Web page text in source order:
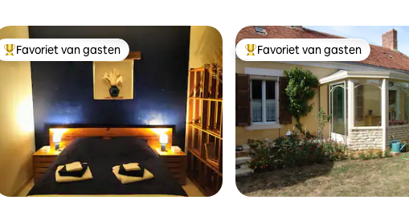
Topfavoriet van gasten
Favoriet van gasten Topfavoriet van gasten
Favoriet van gasten